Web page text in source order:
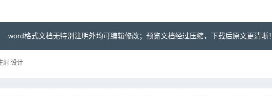
word格式文档无特别注明外均可编辑修改；预览文档经过压缩，下载后原文更清晰！
射 设计